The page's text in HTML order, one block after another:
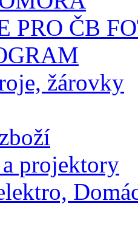
PRO ČB
žárovky
projektory